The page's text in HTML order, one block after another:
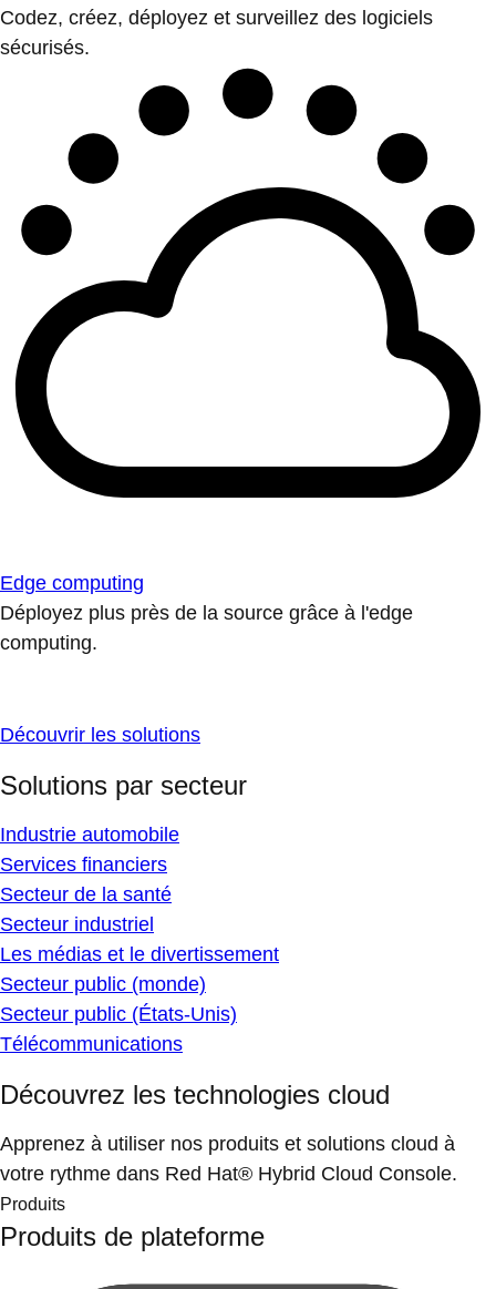
Codez, créez, déployez et surveillez des logiciels
sécurisés.
Edge computing
Déployez plus près de la source grâce à l'edge
computing.
Découvrir les solutions
Solutions par secteur
Industrie automobile
Services financiers
Secteur de la santé
Secteur industriel
Les médias et le divertissement
Secteur public (monde)
Secteur public (États-Unis)
Télécommunications
Découvrez les technologies cloud
Apprenez à utiliser nos produits et solutions cloud à
votre rythme dans Red Hat® Hybrid Cloud Console.
Produits
Produits de plateforme